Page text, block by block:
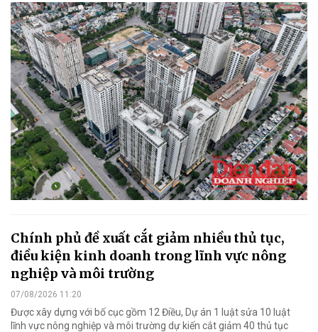
Chính phủ đề xuất cắt giảm nhiều thủ tục,
điều kiện kinh doanh trong lĩnh vực nông
nghiệp và môi trường
07/08/2026 11:20
Được xây dựng với bố cục gồm 12 Điều, Dự án 1 luật sửa 10 luật
lĩnh vực nông nghiệp và môi trường dự kiến cắt giảm 40 thủ tục